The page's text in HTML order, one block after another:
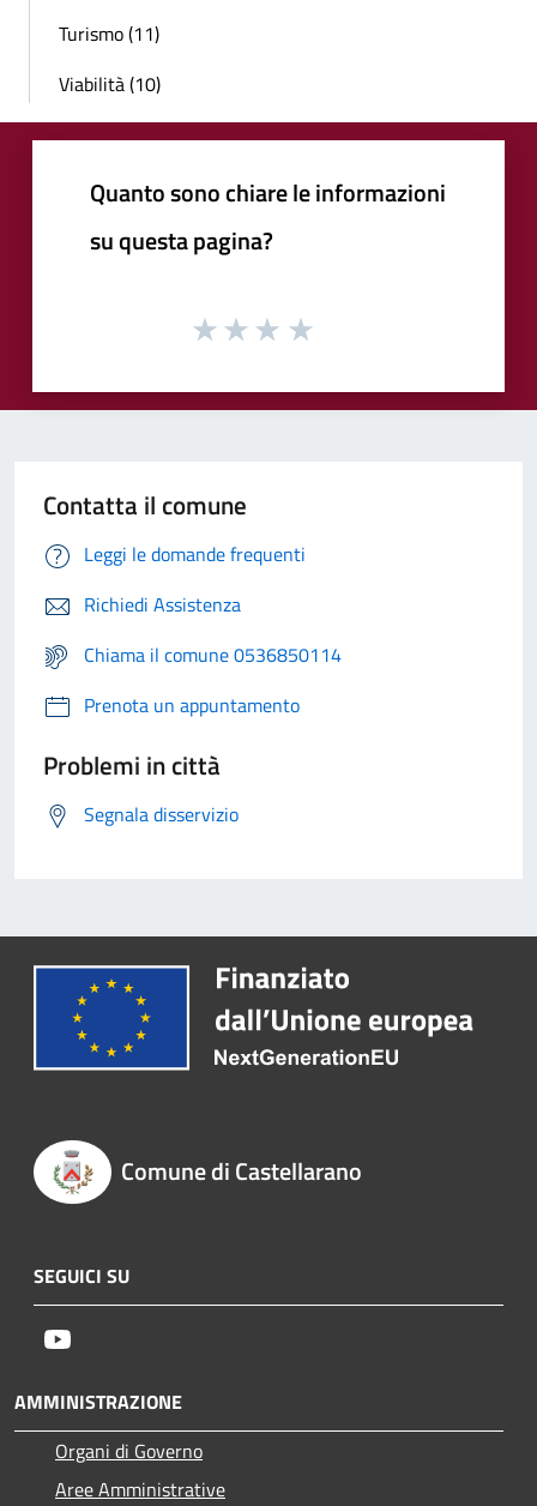
Turismo (11)
Viabilità (10)
Quanto sono chiare le informazioni
su questa pagina?
Contatta il comune
Leggi le domande frequenti
Richiedi Assistenza
Chiama il comune 0536850114
Prenota un appuntamento
Problemi in città
Segnala disservizio
Comune di Castellarano
SEGUICI SU
AMMINISTRAZIONE
Organi di Governo
Aree Amministrative